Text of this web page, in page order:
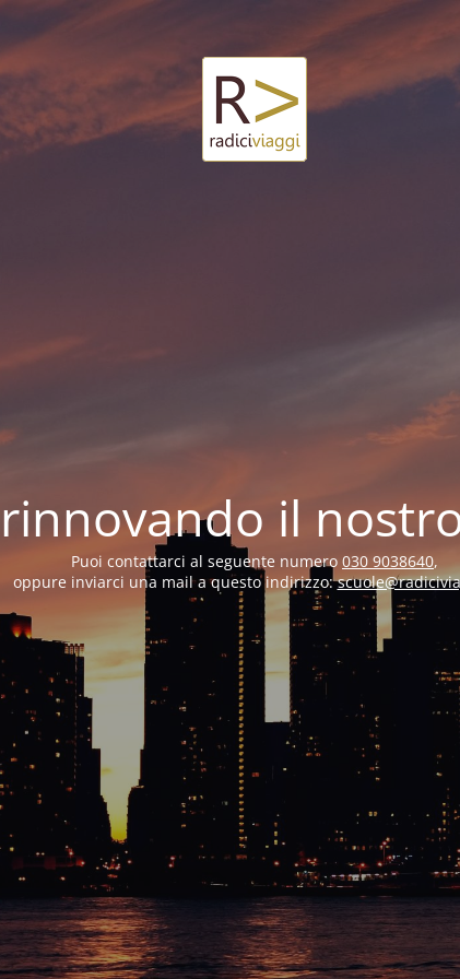
il
Puoi contattarci al seguente numero 030 9038640,
oppure inviarci una mail a questo indirizzo: